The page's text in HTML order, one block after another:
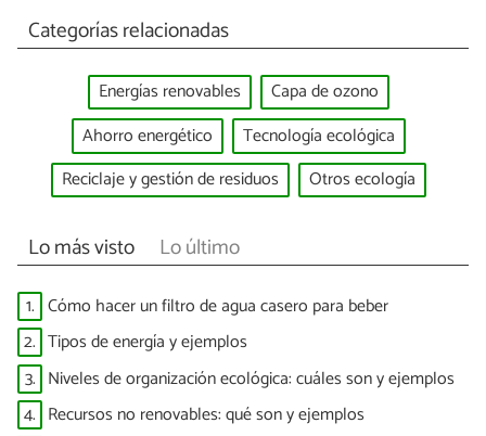
Categorías relacionadas
Energías renovables
Capa de ozono
Ahorro energético
Tecnología ecológica
Reciclaje y gestión de residuos
Otros ecología
Lo más visto Lo último
1. Cómo hacer un filtro de agua casero para beber
2. Tipos de energía y ejemplos
3. Niveles de organización ecológica: cuáles son y ejemplos
4. Recursos no renovables: qué son y ejemplos